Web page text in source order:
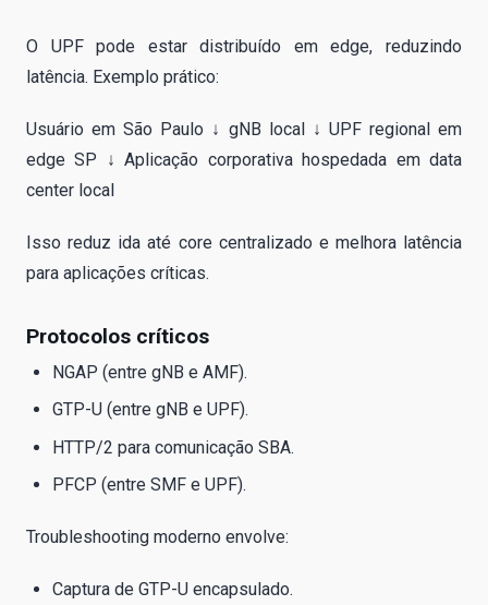
O UPF pode estar distribuído em edge, reduzindo
latência. Exemplo prático:
Usuário em São Paulo ↓ gNB local ↓ UPF regional em
edge SP ↓ Aplicação corporativa hospedada em data
center local
Isso reduz ida até core centralizado e melhora latência
para aplicações críticas.
Protocolos críticos
NGAP (entre gNB e AMF).
GTP-U (entre gNB e UPF).
HTTP/2 para comunicação SBA.
PFCP (entre SMF e UPF).
Troubleshooting moderno envolve:
Captura de GTP-U encapsulado.